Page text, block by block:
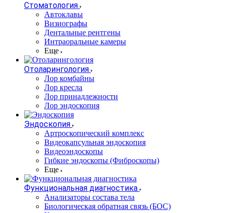
Стоматология
Автоклавы
Визиографы
Дентальные рентгены
Интраоральные камеры
Еще
Отоларингология
Лор комбайны
Лор кресла
Лор принадлежности
Лор эндоскопия
Эндоскопия
Артроскопический комплекс
Видеокапсульная эндоскопия
Видеоэндоскопы
Гибкие эндоскопы (Фиброcкопы)
Еще
Функциональная диагностика
Анализаторы состава тела
Биологическая обратная связь (БОС)